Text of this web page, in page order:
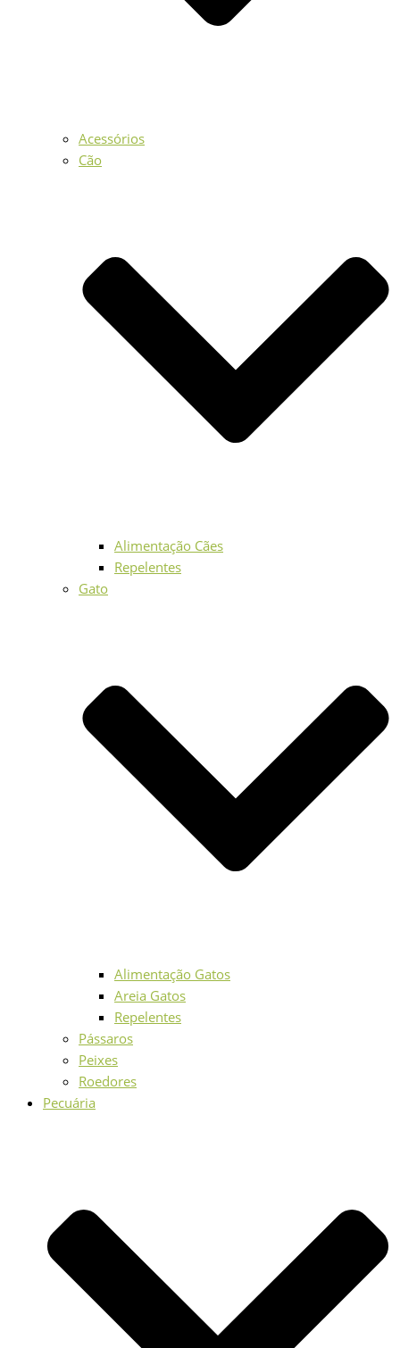
Acessórios
Cão
Alimentação Cães
Repelentes
Gato
Alimentação Gatos
Areia Gatos
Repelentes
Pássaros
Peixes
Roedores
Pecuária